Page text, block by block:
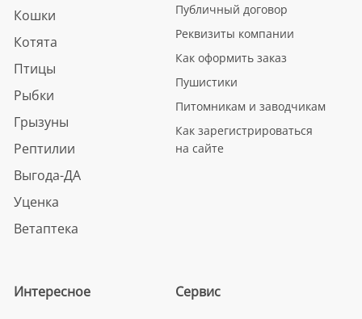
Кошки
Котята
Птицы
Рыбки
Грызуны
Рептилии
Выгода-ДА
Уценка
Ветаптека
Публичный договор
Реквизиты компании
Как оформить заказ
Пушистики
Питомникам и заводчикам
Как зарегистрироваться
на сайте
Интересное Сервис